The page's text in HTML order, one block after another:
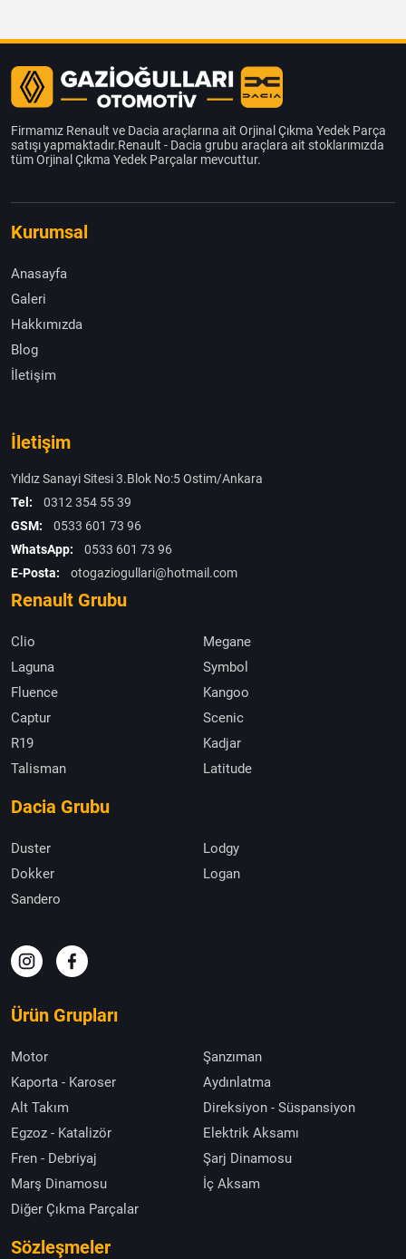
Firmamız Renault ve Dacia araçlarına ait Orjinal Çıkma Yedek Parça
satışı yapmaktadır.Renault - Dacia grubu araçlara ait stoklarımızda
tüm Orjinal Çıkma Yedek Parçalar mevcuttur.
Kurumsal
Anasayfa
Galeri
Hakkımızda
Blog
İletişim
İletişim
Yıldız Sanayi Sitesi 3.Blok No:5 Ostim/Ankara
Tel:
0312 354 55 39
GSM:
0533 601 73 96
WhatsApp:
0533 601 73 96
E-Posta:
otogaziogullari@hotmail.com
Renault Grubu
Clio
Megane
Laguna
Symbol
Fluence
Kangoo
Captur
Scenic
R19
Kadjar
Talisman
Latitude
Dacia Grubu
Duster
Lodgy
Dokker
Logan
Sandero
Ürün Grupları
Motor
Şanzıman
Kaporta - Karoser
Aydınlatma
Alt Takım
Direksiyon - Süspansiyon
Egzoz - Katalizör
Elektrik Aksamı
Fren - Debriyaj
Şarj Dinamosu
Marş Dinamosu
İç Aksam
Diğer Çıkma Parçalar
Sözleşmeler